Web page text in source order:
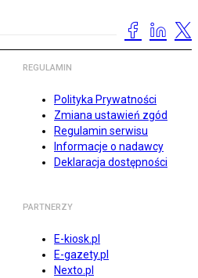
REGULAMIN
Polityka Prywatności
Zmiana ustawień zgód
Regulamin serwisu
Informacje o nadawcy
Deklaracja dostępności
PARTNERZY
E-kiosk.pl
E-gazety.pl
Nexto.pl